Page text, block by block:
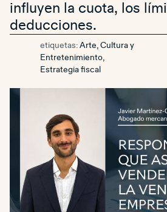
influyen la cuota, los
deducciones.
etiquetas: Arte, Cultura y
Entretenimiento
Estrategia fiscal